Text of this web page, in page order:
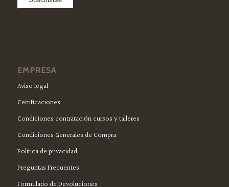
EMPRESA
Aviso legal
Certificaciones
Condiciones contratación cursos y talleres
Condiciones Generales de Compra
Política de privacidad
Preguntas Frecuentes
Formulario de Devoluciones